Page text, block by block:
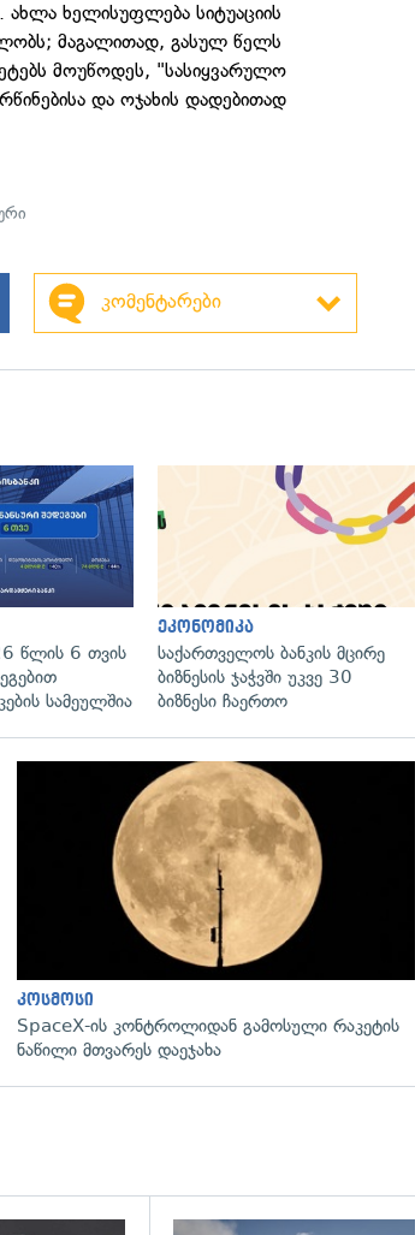
ხელისუფლება სიტუაციის
მაგალითად, გასულ წელს
მოუწოდეს, "სასიყვარულო
და ოჯახის დადებითად
კომენტარები
წლის 6 თვის
სამეულშია
ეკონომიკა
საქართველოს ბანკის მცირე
ბიზნესის ჯაჭვში უკვე 30
ბიზნესი ჩაერთო
კოსმოსი
SpaceX-ის კონტროლიდან გამოსული რაკეტის
ნაწილი მთვარეს დაეჯახა